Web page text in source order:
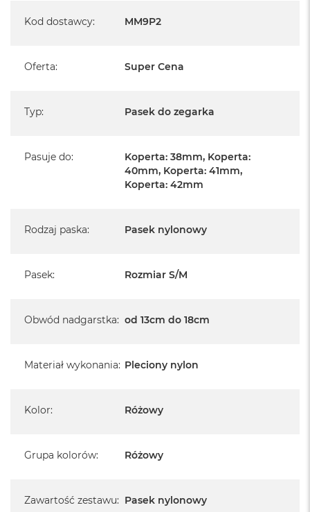
a
o
r
a
A
M
5
a
o
i
c
Kod dostawcy: MM9P2
Oferta: Super Cena
Typ: Pasek do zegarka
Pasuje do:
Koperta: 38mm, Koperta:
40mm, Koperta: 41mm,
Koperta: 42mm
Rodzaj paska: Pasek nylonowy
Pasek: Rozmiar S/M
Obwód nadgarstka: od 13cm do 18cm
Materiał wykonania: Pleciony nylon
Kolor: Różowy
Grupa kolorów: Różowy
Zawartość zestawu: Pasek nylonowy